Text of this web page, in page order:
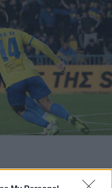
1-0: Με «υπογραφή»